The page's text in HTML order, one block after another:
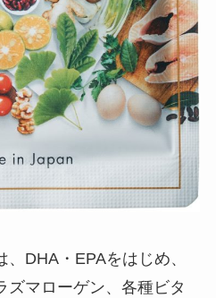
DHA・EPAをはじめ、
ズマローゲン、各種ビタ